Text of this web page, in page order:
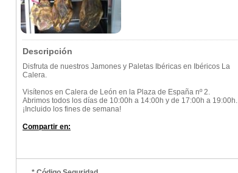
Descripción
Disfruta de nuestros Jamones y Paletas Ibéricas en Ibéricos La
Calera.
Visítenos en Calera de León en la Plaza de España nº 2.
Abrimos todos los días de 10:00h a 14:00h y de 17:00h a 19:00h.
¡Incluido los fines de semana!
Compartir en: